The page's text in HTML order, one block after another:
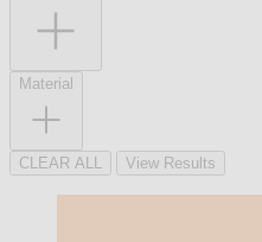
Material
CLEAR ALL View Results